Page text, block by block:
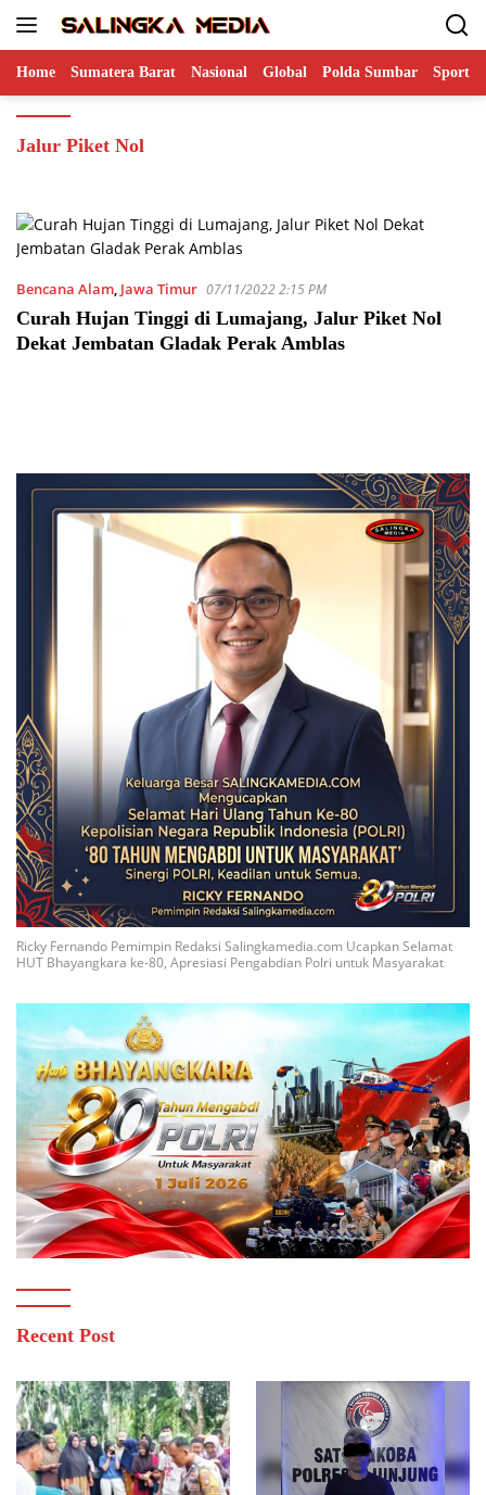
Home Sumatera Barat Nasional Global Polda Sumbar Sports
Jalur Piket Nol
Bencana Alam, Jawa Timur 07/11/2022 2:15 PM
Curah Hujan Tinggi di Lumajang, Jalur Piket Nol
Dekat Jembatan Gladak Perak Amblas
Ricky Fernando Pemimpin Redaksi Salingkamedia.com Ucapkan Selamat
HUT Bhayangkara ke-80, Apresiasi Pengabdian Polri untuk Masyarakat
Recent Post